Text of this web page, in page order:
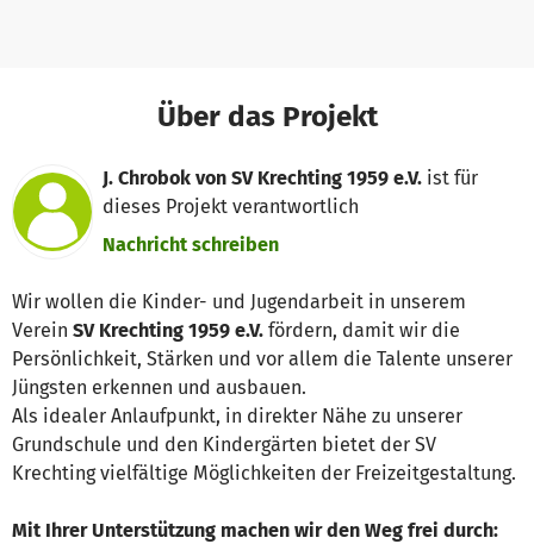
Über das Projekt
J. Chrobok von SV Krechting 1959 e.V. ist für
dieses Projekt verantwortlich
Nachricht schreiben
Wir wollen die Kinder- und Jugendarbeit in unserem
Verein SV Krechting 1959 e.V. fördern, damit wir die
Persönlichkeit, Stärken und vor allem die Talente unserer
Jüngsten erkennen und ausbauen.
Als idealer Anlaufpunkt, in direkter Nähe zu unserer
Grundschule und den Kindergärten bietet der SV
Krechting vielfältige Möglichkeiten der Freizeitgestaltung.
Mit Ihrer Unterstützung machen wir den Weg frei durch: